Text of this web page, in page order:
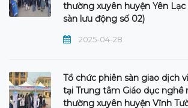
thường xuyên huyện Yên
sàn lưu động số 02)
2025-04-28
Tổ chức phiên sàn giao dịch
tại Trung tâm Giáo dục nghề
thường xuyên huyện Vĩnh